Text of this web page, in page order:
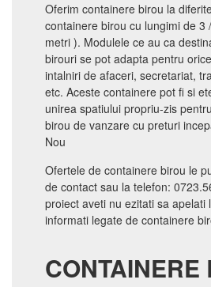
Oferim containere birou la
containere birou cu lungimi de 3
metri ). Modulele ce au ca
birouri se pot adapta pentru
intalniri de afaceri, secretariat,
etc. Aceste containere pot fi si
unirea spatiului propriu-zis
birou de vanzare cu preturi
Nou
Ofertele de containere birou le
de contact sau la telefon:
proiect aveti nu ezitati sa apelati
informati legate de containere
CONTAINERE